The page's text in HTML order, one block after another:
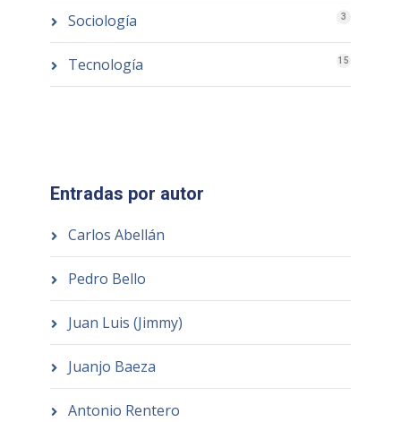
Sociología 3
Tecnología 15
Entradas por autor
Carlos Abellán
Pedro Bello
Juan Luis (Jimmy)
Juanjo Baeza
Antonio Rentero